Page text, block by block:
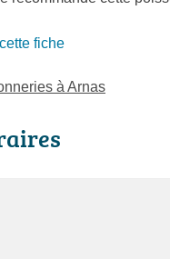
fiche
à Arnas